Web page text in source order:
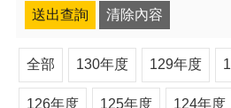
全部 130年度 129年度
126年度 125年度 124年度